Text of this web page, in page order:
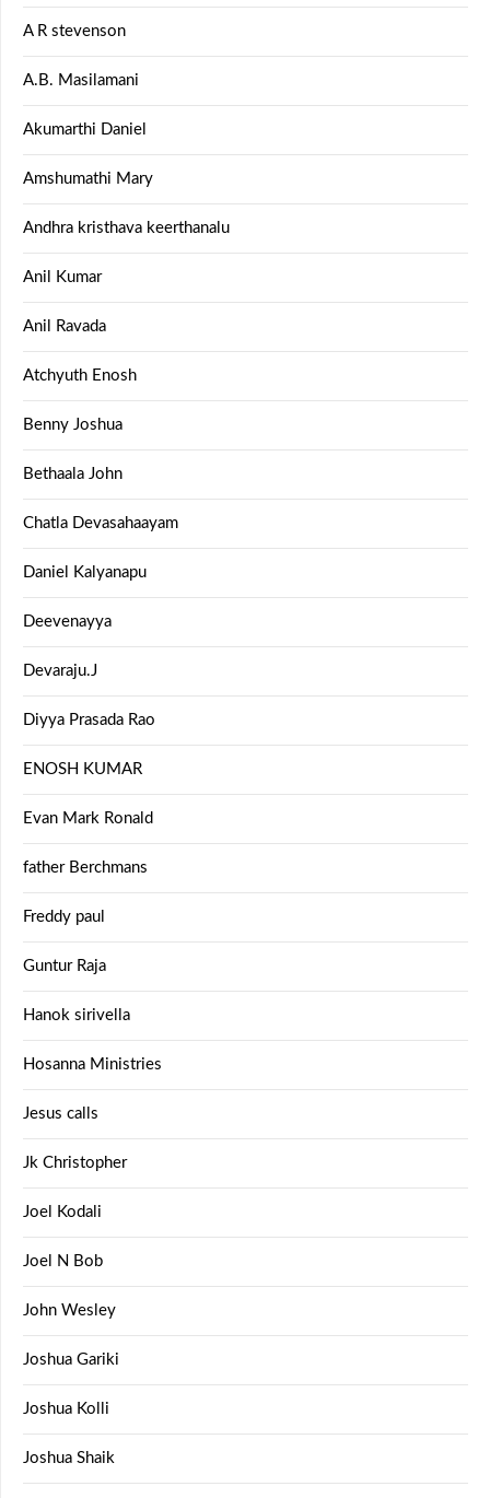
A R stevenson
A.B. Masilamani
Akumarthi Daniel
Amshumathi Mary
Andhra kristhava keerthanalu
Anil Kumar
Anil Ravada
Atchyuth Enosh
Benny Joshua
Bethaala John
Chatla Devasahaayam
Daniel Kalyanapu
Deevenayya
Devaraju.J
Diyya Prasada Rao
ENOSH KUMAR
Evan Mark Ronald
father Berchmans
Freddy paul
Guntur Raja
Hanok sirivella
Hosanna Ministries
Jesus calls
Jk Christopher
Joel Kodali
Joel N Bob
John Wesley
Joshua Gariki
Joshua Kolli
Joshua Shaik